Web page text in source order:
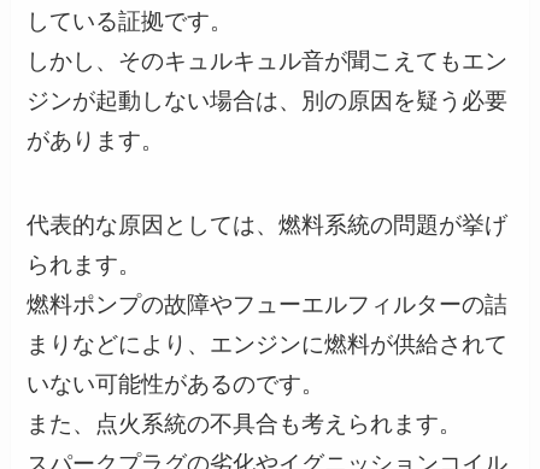
している証拠です。
しかし、そのキュルキュル音が聞こえてもエン
ジンが起動しない場合は、別の原因を疑う必要
があります。
代表的な原因としては、燃料系統の問題が挙げ
られます。
燃料ポンプの故障やフューエルフィルターの詰
まりなどにより、エンジンに燃料が供給されて
いない可能性があるのです。
また、点火系統の不具合も考えられます。
スパークプラグの劣化やイグニッションコイル